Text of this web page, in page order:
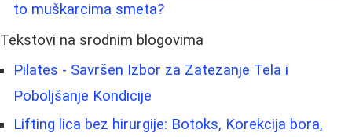
to muškarcima smeta?
Tekstovi na srodnim blogovima
Pilates - Savršen Izbor za Zatezanje Tela i
Poboljšanje Kondicije
Lifting lica bez hirurgije: Botoks, Korekcija bora,